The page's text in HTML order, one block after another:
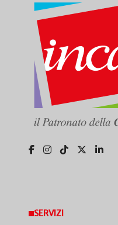
SERVIZI